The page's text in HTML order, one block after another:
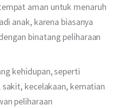
aman untuk menaruh
anak, karena biasanya
binatang peliharaan
kehidupan, seperti
kecelakaan, kematian
peliharaan